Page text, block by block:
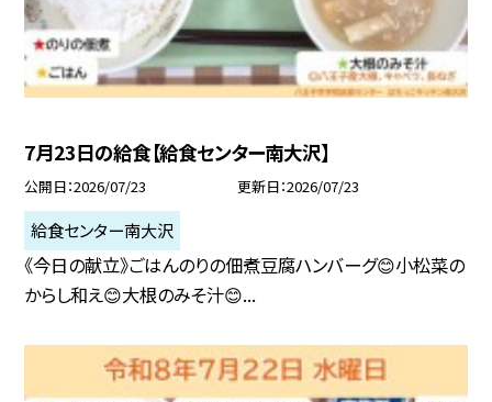
7月23日の給食【給食センター南大沢】
公開日 2026/07/23 更新日 2026/07/23
給食センター南大沢
《今日の献立》ごはんのりの佃煮豆腐ハンバーグ😊小松菜の
からし和え😊大根のみそ汁😊...